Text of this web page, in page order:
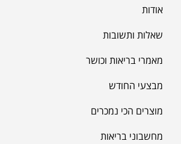
אודות
שאלות ותשובות
מאמרי בריאות וכושר
מבצעי החודש
מוצרים הכי נמכרים
מחשבוני בריאות